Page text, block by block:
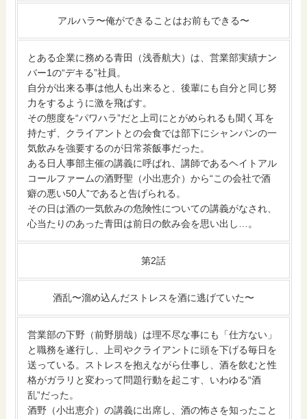
アルハラ〜俺ができることはお前もできる〜
とある企業に務める青田（浅香航大）は、営業部実績ナン
バー1の“デキる”社員。
自分が出来る事は他人も出来ると、後輩にも自分と同じ努
力をするように激を飛ばす。
その態度を“パワハラ”だと上司にとがめられるも聞く耳を
持たず、クライアントとの会食では部下にシャンパンの一
気飲みを強要するのが日常茶飯事だった。
ある日人事部主催の講義に呼ばれ、講師であるヘイトアル
コールファームの酒野聖（小出恵介）から“この会社で酒
癖の悪い50人”であると告げられる。
その日は酒の一気飲みの危険性についての講義がなされ、
心当たりのあった青田は前日の飲み会を思い出し…。
第2話
酒乱〜溜め込んだストレスを酒に逃げていた〜
営業部の下野（前野朋哉）は理不尽な事にも「仕方ない」
と職務を遂行し、上司やクライアントに頭を下げる毎日を
送っている。ストレスを抱えながら仕事し、酒を飲むと性
格がガラリと変わって問題行動を起こす、いわゆる“酒
乱”だった。
酒野（小出恵介）の講義に出席し、酒の怖さを知ったこと